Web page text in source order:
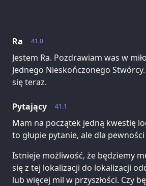
41.0
Ra
Jestem Ra. Pozdrawiam was w
Jednego Nieskończonego
się teraz.
41.1
Pytający
Mam na początek jedną kwestię
to głupie pytanie, ale dla
Istnieje możliwość, że będziemy
się z tej lokalizacji do lokalizacji
lub więcej mil w przyszłości. Czy